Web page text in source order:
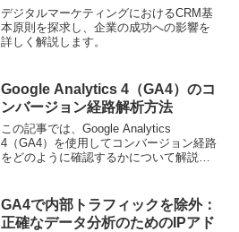
マイズされた顧客接触戦略の重要
性
デジタルマーケティングにおけるCRM基
本原則を探求し、企業の成功への影響を
詳しく解説します。
Google Analytics 4（GA4）のコ
ンバージョン経路解析方法
この記事では、Google Analytics
4（GA4）を使用してコンバージョン経路
をどのように確認するかについて解説し
GA4で内部トラフィックを除外：
正確なデータ分析のためのIPアド